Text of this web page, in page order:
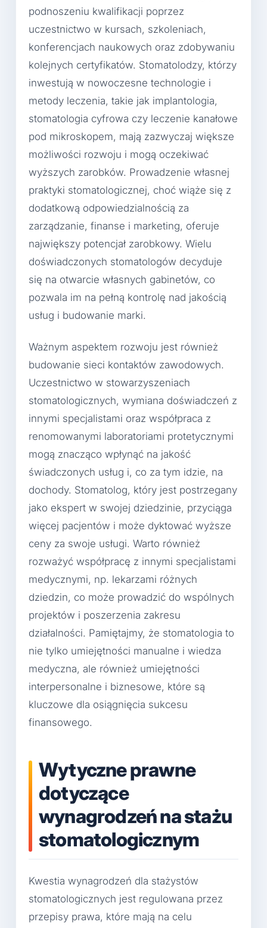
podnoszeniu kwalifikacji poprzez
uczestnictwo w kursach, szkoleniach,
konferencjach naukowych oraz zdobywaniu
kolejnych certyfikatów. Stomatolodzy, którzy
inwestują w nowoczesne technologie i
metody leczenia, takie jak implantologia,
stomatologia cyfrowa czy leczenie kanałowe
pod mikroskopem, mają zazwyczaj większe
możliwości rozwoju i mogą oczekiwać
wyższych zarobków. Prowadzenie własnej
praktyki stomatologicznej, choć wiąże się z
dodatkową odpowiedzialnością za
zarządzanie, finanse i marketing, oferuje
największy potencjał zarobkowy. Wielu
doświadczonych stomatologów decyduje
się na otwarcie własnych gabinetów, co
pozwala im na pełną kontrolę nad jakością
usług i budowanie marki.
Ważnym aspektem rozwoju jest również
budowanie sieci kontaktów zawodowych.
Uczestnictwo w stowarzyszeniach
stomatologicznych, wymiana doświadczeń z
innymi specjalistami oraz współpraca z
renomowanymi laboratoriami protetycznymi
mogą znacząco wpłynąć na jakość
świadczonych usług i, co za tym idzie, na
dochody. Stomatolog, który jest postrzegany
jako ekspert w swojej dziedzinie, przyciąga
więcej pacjentów i może dyktować wyższe
ceny za swoje usługi. Warto również
rozważyć współpracę z innymi specjalistami
medycznymi, np. lekarzami różnych
dziedzin, co może prowadzić do wspólnych
projektów i poszerzenia zakresu
działalności. Pamiętajmy, że stomatologia to
nie tylko umiejętności manualne i wiedza
medyczna, ale również umiejętności
interpersonalne i biznesowe, które są
kluczowe dla osiągnięcia sukcesu
finansowego.
Wytyczne prawne
dotyczące
wynagrodzeń na stażu
stomatologicznym
Kwestia wynagrodzeń dla stażystów
stomatologicznych jest regulowana przez
przepisy prawa, które mają na celu